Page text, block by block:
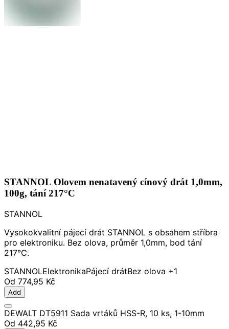
STANNOL Olovem nenatavený cínový drát 1,0mm,
100g, tání 217°C
STANNOL
Vysokokvalitní pájecí drát STANNOL s obsahem stříbra
pro elektroniku. Bez olova, průměr 1,0mm, bod tání
217°C.
STANNOLElektronikaPájecí drátBez olova +1
Od 774,95 Kč
Add
DEWALT DT5911 Sada vrtáků HSS-R, 10 ks, 1-10mm
Od 442,95 Kč